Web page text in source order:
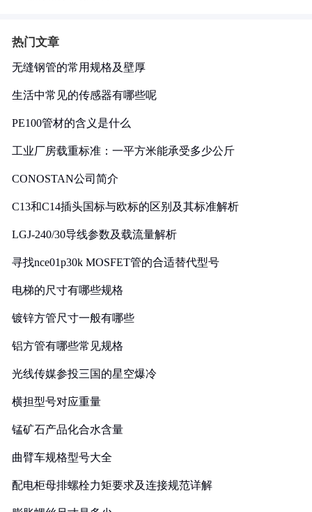
热门文章
无缝钢管的常用规格及壁厚
生活中常见的传感器有哪些呢
PE100管材的含义是什么
工业厂房载重标准：一平方米能承受多少公斤
CONOSTAN公司简介
C13和C14插头国标与欧标的区别及其标准解析
LGJ-240/30导线参数及载流量解析
寻找nce01p30k MOSFET管的合适替代型号
电梯的尺寸有哪些规格
镀锌方管尺寸一般有哪些
铝方管有哪些常见规格
光线传媒参投三国的星空爆冷
横担型号对应重量
锰矿石产品化合水含量
曲臂车规格型号大全
配电柜母排螺栓力矩要求及连接规范详解